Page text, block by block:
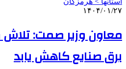
۱۴۰۴/۰۱/۲۷
معاون وزیر صمت:
برق صنایع کاهش یابد